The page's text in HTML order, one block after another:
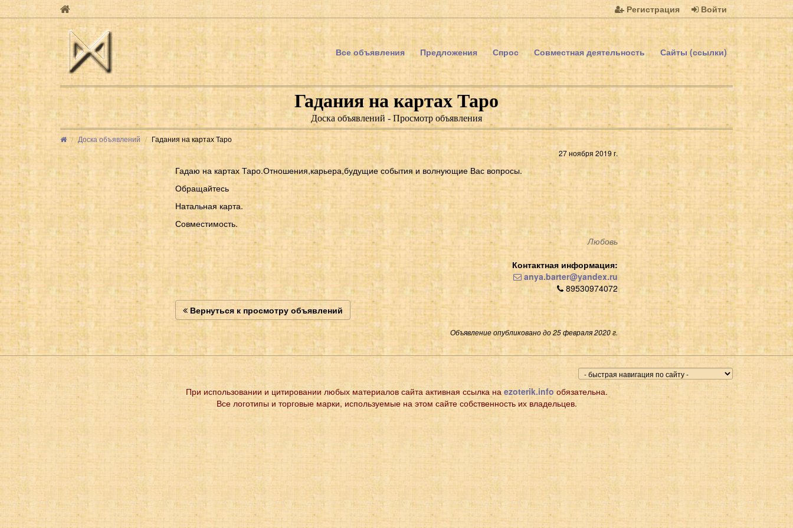
Регистрация Войти
Все объявления Предложения Спрос Совместная деятельность Сайты (ссылки)
Гадания на картах Таро
Доска объявлений - Просмотр объявления
Доска объявлений
Гадания на картах Таро
27 ноября 2019 г.
Гадаю на картах Таро.Отношения,карьера,будущие события и волнующие Вас вопросы.
Обращайтесь
Натальная карта.
Совместимость.
Любовь
Контактная информация:
anya.barter@yandex.ru
89530974072
Вернуться к просмотру объявлений
Объявление опубликовано до 25 февраля 2020 г.
При использовании и цитировании любых материалов сайта активная ссылка на ezoterik.info обязательна.
Все логотипы и торговые марки, используемые на этом сайте собственность их владельцев.